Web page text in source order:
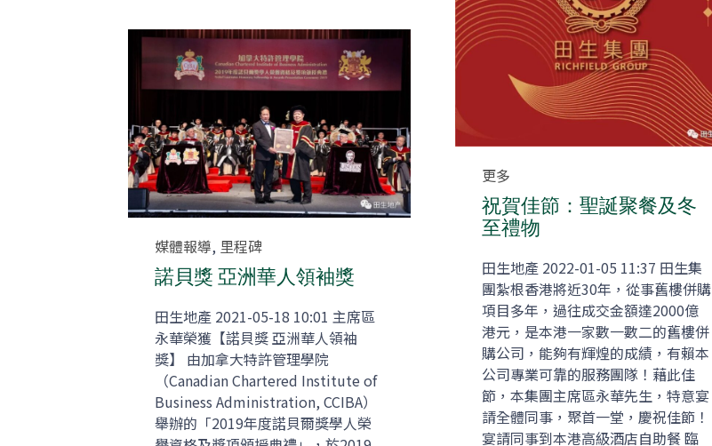
Category
更多
祝賀佳節：聖誕聚餐及冬
至禮物
田生地產 2022-01-05 11:37 田生集
團紮根香港將近30年，從事舊樓併購
項目多年，過往成交金額達2000億
港元，是本港一家數一數二的舊樓併
購公司，能夠有輝煌的成績，有賴本
公司專業可靠的服務團隊！藉此佳
節，本集團主席區永華先生，特意宴
請全體同事，聚首一堂，慶祝佳節！
宴請同事到本港高級酒店自助餐 臨
Category
媒體報導, 里程碑
諾貝獎 亞洲華人領袖獎
田生地產 2021-05-18 10:01 主席區
永華榮獲【諾貝獎 亞洲華人領袖
獎】 由加拿大特許管理學院
（Canadian Chartered Institute of
Business Administration, CCIBA）
舉辦的「2019年度諾貝爾獎學人榮